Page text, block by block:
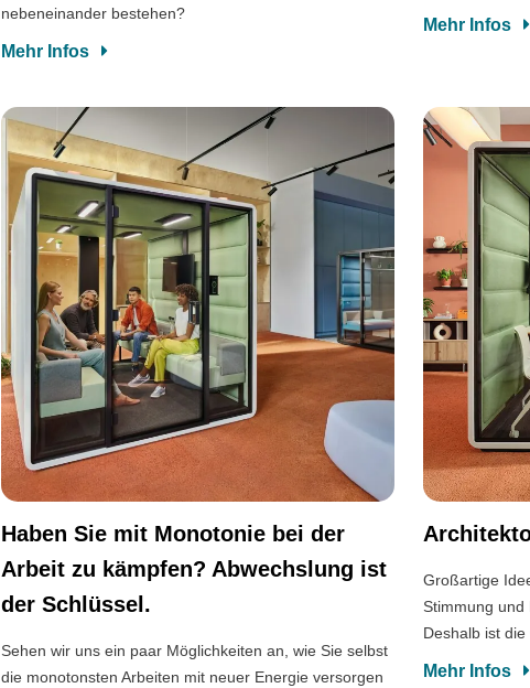
nebeneinander bestehen?
Mehr Infos
Mehr Infos
Haben Sie mit Monotonie bei der
Arbeit zu kämpfen? Abwechslung ist
der Schlüssel.
Sehen wir uns ein paar Möglichkeiten an, wie Sie selbst
die monotonsten Arbeiten mit neuer Energie versorgen
Großartige
Stimmung und
Deshalb ist
Mehr Infos